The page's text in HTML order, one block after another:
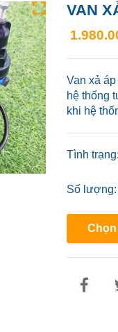
VAN
Van xả
hệ thống
khi hệ
Tình trạng:
Số lượng: